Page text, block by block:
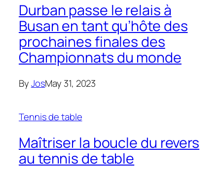
Durban passe le relais à
Busan en tant qu’hôte des
prochaines finales des
Championnats du monde
ByJosMay 31, 2023
Tennis de table
Maîtriser la boucle du revers
au tennis de table